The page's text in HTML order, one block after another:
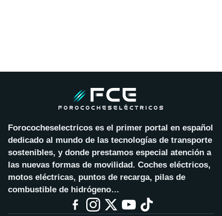
Forococheselectricos es el primer portal en español
dedicado al mundo de las tecnologías de transporte
sostenibles, y donde prestamos especial atención a
las nuevas formas de movilidad. Coches eléctricos,
motos eléctricas, puntos de recarga, pilas de
combustible de hidrógeno…